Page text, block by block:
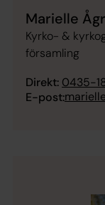
Marielle
Kyrko- &
församling
Direkt: 0435-
E-post: